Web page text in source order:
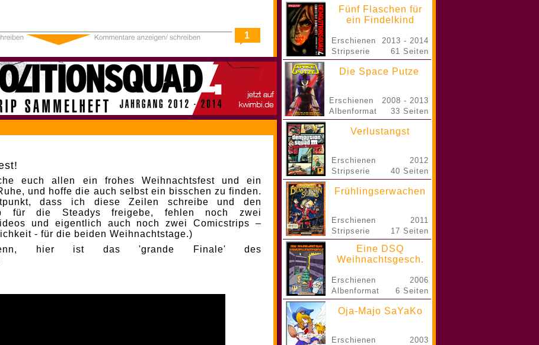
1
euch allen ein frohes Weihnachtsfest und ein
und hoffe die auch selbst ein bisschen zu finden.
dass ich diese Zeilen schreibe und den
für die Steadys freigebe, fehlen noch zwei
und eigentlich auch noch zwei Comicstrips –
- für die beiden Weihnachtstage.)
hier ist das 'grande Finale' des
Fünf Flaschen für
ein Findelkind
Erschienen
Stripserie
2013 - 2014
61 Seiten
Die Space Putze
Erschienen
Albenformat
2008 - 2013
33 Seiten
Verlustangst
Erschienen
Stripserie
2012
40 Seiten
Frühlingserwachen
Erschienen
Stripserie
2011
17 Seiten
Eine DSQ
Weihnachtsgesch.
Erschienen
Albenformat
2006
6 Seiten
Oja-Majo SaYaKo
Erschienen
2003